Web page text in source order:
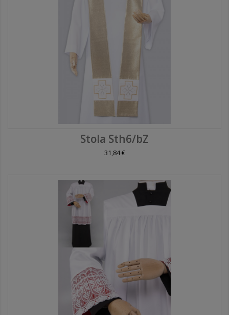
Stola Sth6/bZ
31,84 €